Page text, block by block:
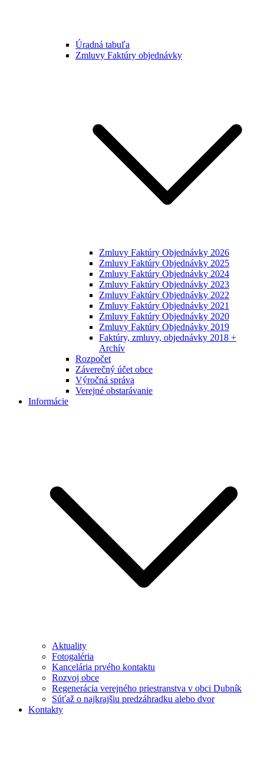
Úradná tabuľa
Zmluvy Faktúry objednávky
Zmluvy Faktúry Objednávky 2026
Zmluvy Faktúry Objednávky 2025
Zmluvy Faktúry Objednávky 2024
Zmluvy Faktúry Objednávky 2023
Zmluvy Faktúry Objednávky 2022
Zmluvy Faktúry Objednávky 2021
Zmluvy Faktúry Objednávky 2020
Zmluvy Faktúry Objednávky 2019
Faktúry, zmluvy, objednávky 2018 +
Archív
Rozpočet
Záverečný účet obce
Výročná správa
Verejné obstarávanie
Informácie
Aktuality
Fotogaléria
Kancelária prvého kontaktu
Rozvoj obce
Regenerácia verejného priestranstva v obci Dubník
Súťaž o najkrajšiu predzáhradku alebo dvor
Kontakty